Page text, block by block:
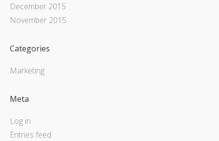
December 2015
November 2015
Categories
Marketing
Meta
Log in
Entries feed